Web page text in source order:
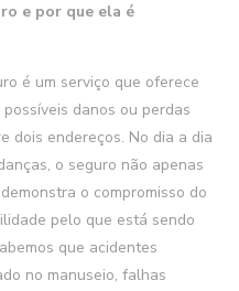
e por que ela é
é um serviço que oferece
danos ou perdas
dois endereços. No dia a dia
o seguro não apenas
o compromisso do
pelo que está sendo
que acidentes
no manuseio, falhas